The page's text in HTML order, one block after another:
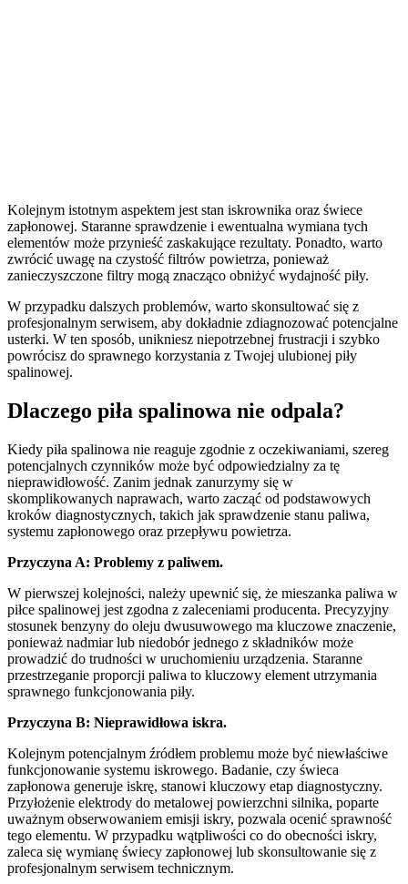
Kolejnym istotnym aspektem jest stan iskrownika oraz świece
zapłonowej. Staranne sprawdzenie i ewentualna wymiana tych
elementów może przynieść zaskakujące rezultaty. Ponadto, warto
zwrócić uwagę na czystość filtrów powietrza, ponieważ
zanieczyszczone filtry mogą znacząco obniżyć wydajność piły.
W przypadku dalszych problemów, warto skonsultować się z
profesjonalnym serwisem, aby dokładnie zdiagnozować potencjalne
usterki. W ten sposób, unikniesz niepotrzebnej frustracji i szybko
powrócisz do sprawnego korzystania z Twojej ulubionej piły
spalinowej.
Dlaczego piła spalinowa nie odpala?
Kiedy piła spalinowa nie reaguje zgodnie z oczekiwaniami, szereg
potencjalnych czynników może być odpowiedzialny za tę
nieprawidłowość. Zanim jednak zanurzymy się w
skomplikowanych naprawach, warto zacząć od podstawowych
kroków diagnostycznych, takich jak sprawdzenie stanu paliwa,
systemu zapłonowego oraz przepływu powietrza.
Przyczyna A: Problemy z paliwem.
W pierwszej kolejności, należy upewnić się, że mieszanka paliwa w
piłce spalinowej jest zgodna z zaleceniami producenta. Precyzyjny
stosunek benzyny do oleju dwusuwowego ma kluczowe znaczenie,
ponieważ nadmiar lub niedobór jednego z składników może
prowadzić do trudności w uruchomieniu urządzenia. Staranne
przestrzeganie proporcji paliwa to kluczowy element utrzymania
sprawnego funkcjonowania piły.
Przyczyna B: Nieprawidłowa iskra.
Kolejnym potencjalnym źródłem problemu może być niewłaściwe
funkcjonowanie systemu iskrowego. Badanie, czy świeca
zapłonowa generuje iskrę, stanowi kluczowy etap diagnostyczny.
Przyłożenie elektrody do metalowej powierzchni silnika, poparte
uważnym obserwowaniem emisji iskry, pozwala ocenić sprawność
tego elementu. W przypadku wątpliwości co do obecności iskry,
zaleca się wymianę świecy zapłonowej lub skonsultowanie się z
profesjonalnym serwisem technicznym.